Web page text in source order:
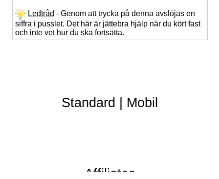
Ledtråd - Genom att trycka på denna avslöjas en
siffra i pusslet. Det här är jättebra hjälp när du kört fast
och inte vet hur du ska fortsätta.
Standard Mobil
Affiliates